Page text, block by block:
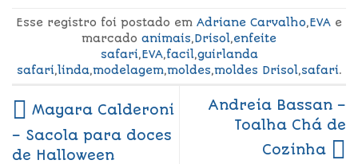
Esse registro foi postado em Adriane Carvalho,EVA e
marcado animais,Drisol,enfeite
safari,EVA,facil,guirlanda
safari,linda,modelagem,moldes,moldes Drisol,safari.
Mayara Calderoni
– Sacola para doces
de Halloween
Andreia Bassan –
Toalha Chá de
Cozinha